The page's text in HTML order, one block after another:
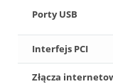
Porty USB
Interfejs PCI
Złącza